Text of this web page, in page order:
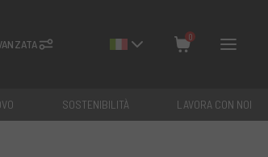
0
Chiudi
SOSTENIBILITÀ LAVORA CON NOI